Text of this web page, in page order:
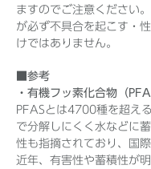
ますのでご注意ください
が必ず不具合を起こす・
けではありません。
■参考
・有機フッ素化合物（
PFASとは4700種を超え
で分解しにくく水などに
性も指摘されており、国
近年、有害性や蓄積性が